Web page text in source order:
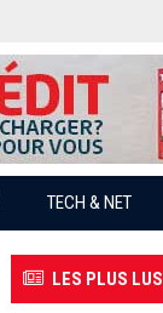
TECH & NET
LES PLUS LUS